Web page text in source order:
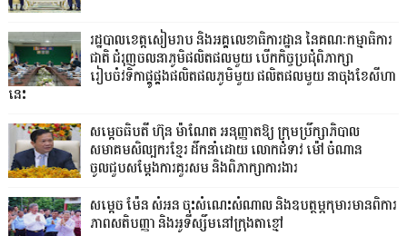
រដ្ឋបាលខេត្តសៀមរាប និងអគ្គលេខាធិការដ្ឋាន នៃគណៈកម្មាធិការ
ជាតិ ជំរុញចលនាភូមិផលិតផលមួយ បើកកិច្ចប្រជុំពិភាក្សា
រៀបចំវទិកាផ្គូផ្គងផលិតផលភូមិមួយ ផលិតផលមួយ នាចុងខែសីហា
នេះ
សម្តេចធិបតី ហ៊ុន ម៉ាណែត អនុញ្ញាតឱ្យ ក្រុមប្រឹក្សាភិបាល
សមាគមសិល្បករខ្មែរ ដឹកនាំដោយ លោកជំទាវ ម៉ៅ ចំណាន
ចូលជួបសម្ដែងការគួរសម និងពិភាក្សាការងារ
សម្តេច ម៉ែន សំអន ចុះសំណេះសំណាល និងឧបត្ថម្ភកុមារមានពិការ
ភាពសតិបញ្ញា និងអូទីស្សឹមនៅក្រុងតាខ្មៅ